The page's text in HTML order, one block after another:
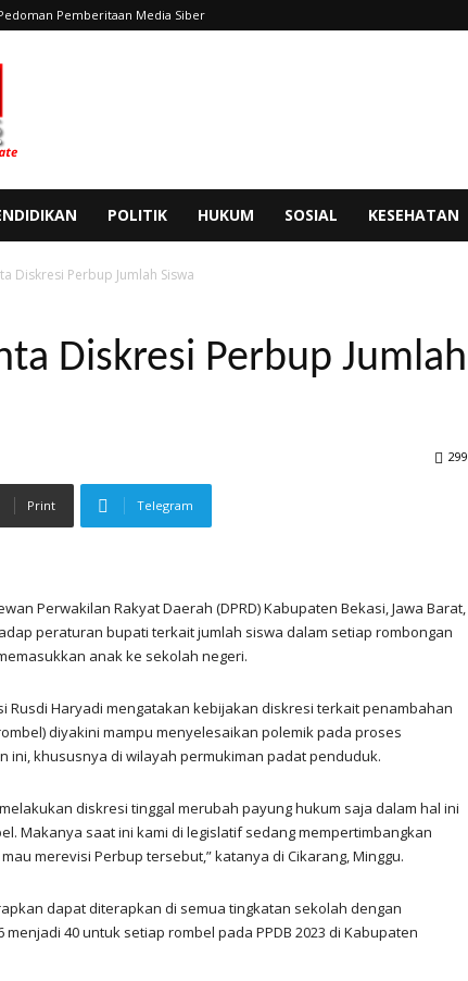
Pemberitaan Media Siber
POLITIK HUKUM SOSIAL KESEHATAN
Diskresi Perbup Jumlah Siswa
Diskresi Perbup Jumlah
299
Print Telegram
Perwakilan Rakyat Daerah (DPRD) Kabupaten Bekasi, Jawa Barat,
peraturan bupati terkait jumlah siswa dalam setiap rombongan
anak ke sekolah negeri.
Rusdi Haryadi mengatakan kebijakan diskresi terkait penambahan
diyakini mampu menyelesaikan polemik pada proses
ini, khususnya di wilayah permukiman padat penduduk.
diskresi tinggal merubah payung hukum saja dalam hal ini
Makanya saat ini kami di legislatif sedang mempertimbangkan
merevisi Perbup tersebut,” katanya di Cikarang, Minggu.
dapat diterapkan di semua tingkatan sekolah dengan
40 untuk setiap rombel pada PPDB 2023 di Kabupaten